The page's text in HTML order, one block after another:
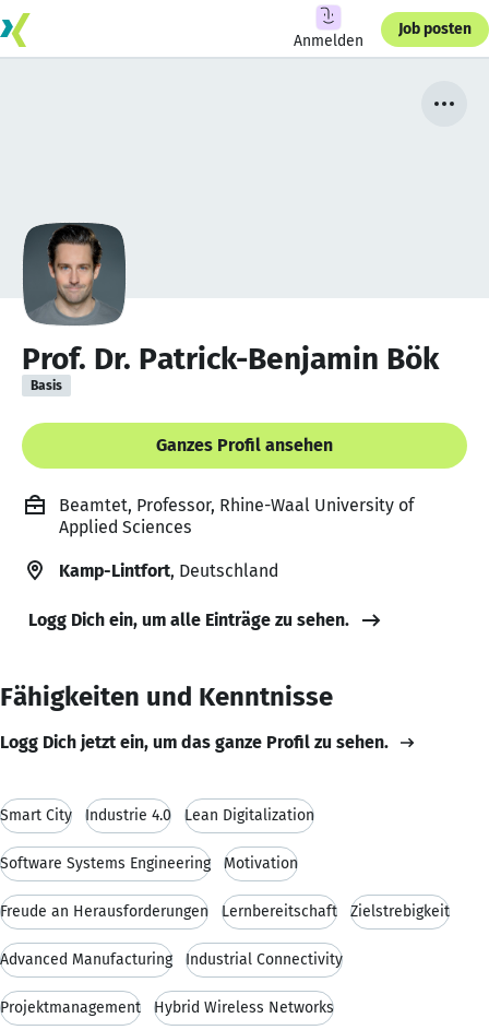
Anmelden
Job posten
Prof. Dr. Patrick-Benjamin Bök
Basis
Ganzes Profil ansehen
Beamtet, Professor, Rhine-Waal University of
Applied Sciences
Kamp-Lintfort, Deutschland
Logg Dich ein, um alle Einträge zu sehen.
Fähigkeiten und Kenntnisse
Logg Dich jetzt ein, um das ganze Profil zu sehen.
Smart City Industrie 4.0 Lean Digitalization
Software Systems Engineering Motivation
Freude an Herausforderungen Lernbereitschaft Zielstrebigkeit
Advanced Manufacturing Industrial Connectivity
Projektmanagement Hybrid Wireless Networks